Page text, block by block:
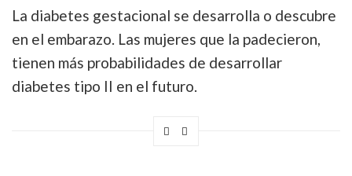
La diabetes gestacional se desarrolla o descubre
en el embarazo. Las mujeres que la padecieron,
tienen más probabilidades de desarrollar
diabetes tipo II en el futuro.